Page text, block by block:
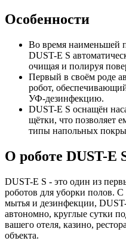
Особенности
Во время наименьшей
DUST-E S
очищая и полируя
Первый в своём роде
робот,
УФ-дезинфекцию.
DUST-E S оснащён
щётки, что позволяет
типы напольных
О роботе DUST-E
DUST-E S - это один из
роботов для уборки полов.
мытья и дезинфекции,
автономно, круглые сутки
вашего отеля, казино,
объекта.